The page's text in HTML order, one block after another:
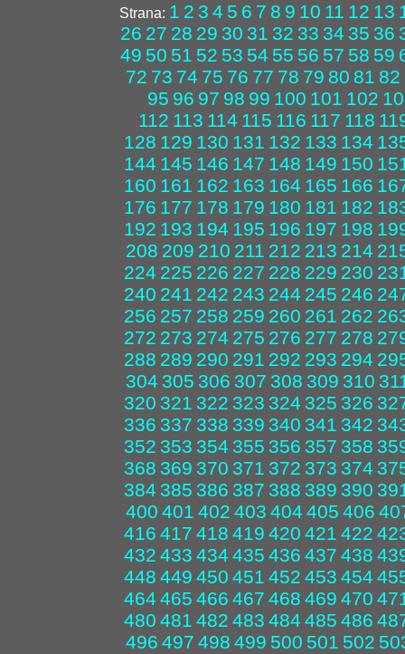
Strana: 1 2 3 4 5 6 7 8 9 10 11 12 13
26 27 28 29 30 31 32 33 34 35 36
49 50 51 52 53 54 55 56 57 58 59
72 73 74 75 76 77 78 79 80 81 82
95 96 97 98 99 100 101 102
112 113 114 115 116 117 118
128 129 130 131 132 133 134
144 145 146 147 148 149 150
160 161 162 163 164 165 166
176 177 178 179 180 181 182
192 193 194 195 196 197 198
208 209 210 211 212 213 214
224 225 226 227 228 229 230
240 241 242 243 244 245 246
256 257 258 259 260 261 262
272 273 274 275 276 277 278
288 289 290 291 292 293 294
304 305 306 307 308 309 310
320 321 322 323 324 325 326
336 337 338 339 340 341 342
352 353 354 355 356 357 358
368 369 370 371 372 373 374
384 385 386 387 388 389 390
400 401 402 403 404 405 406
416 417 418 419 420 421 422
432 433 434 435 436 437 438
448 449 450 451 452 453 454
464 465 466 467 468 469 470
480 481 482 483 484 485 486
496 497 498 499 500 501 502